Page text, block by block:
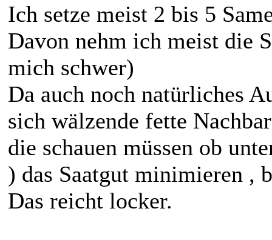
Ich setze meist 2 bis 5
Davon nehm ich meist die
mich schwer)
Da auch noch natürliches
sich wälzende fette
die schauen müssen ob
) das Saatgut minimieren ,
Das reicht locker.